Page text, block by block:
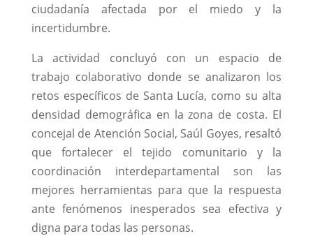
ciudadanía afectada por el miedo y la
incertidumbre.
La actividad concluyó con un espacio de
trabajo colaborativo donde se analizaron los
retos específicos de Santa Lucía, como su alta
densidad demográfica en la zona de costa. El
concejal de Atención Social, Saúl Goyes, resaltó
que fortalecer el tejido comunitario y la
coordinación interdepartamental son las
mejores herramientas para que la respuesta
ante fenómenos inesperados sea efectiva y
digna para todas las personas.